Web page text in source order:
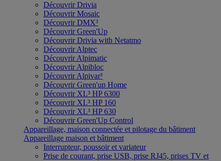
Découvrir Drivia
Découvrir Mosaic
Découvrir DMX³
Découvrir Green'Up
Découvrir Drivia with Netatmo
Découvrir Alptec
Découvrir Alpimatic
Découvrir Alpibloc
Découvrir Alpivar³
Découvrir Green'up Home
Découvrir XL³ HP 6300
Découvrir XL³ HP 160
Découvrir XL³ HP 630
Découvrir Green'Up Control
Appareillage, maison connectée et pilotage du bâtiment
Appareillage maison et bâtiment
Interrupteur, poussoir et variateur
Prise de courant, prise USB, prise RJ45, prises TV et